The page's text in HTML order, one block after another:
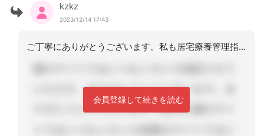
kzkz
2023/12/14 17:43
ご丁寧にありがとうございます。私も居宅療養管理指導の請求は区変中でも通ると思って
会員登録して続きを読む